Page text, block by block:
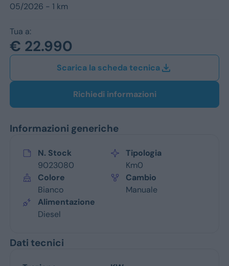
05/2026 - 1 km
Tua a:
€ 22.990
Scarica la scheda tecnica
Richiedi informazioni
Informazioni generiche
N. Stock
9023080
Tipologia
Km0
Colore
Bianco
Cambio
Manuale
Alimentazione
Diesel
Dati tecnici